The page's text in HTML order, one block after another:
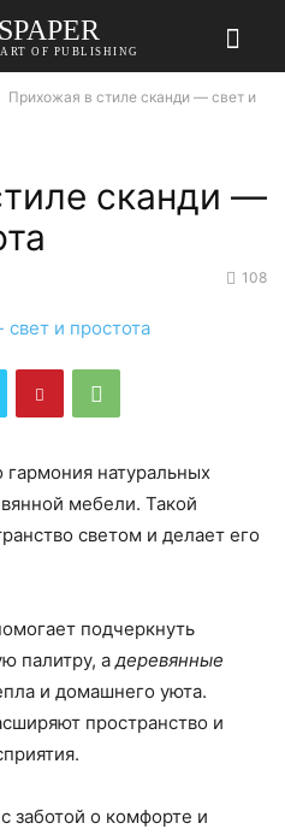
OF PUBLISHING
Прихожая в стиле сканди — свет и
сканди —
108
гармония натуральных
мебели. Такой
светом и делает его
подчеркнуть
палитру, адеревянные
и домашнего уюта.
пространство и
заботой о комфорте и